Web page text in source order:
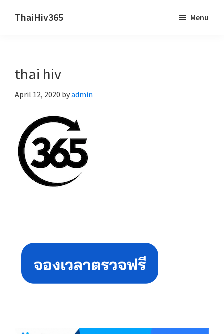
ThaiHiv365
behind.
Menu
thai hiv
April 12, 2020 byadmin
Sidebar